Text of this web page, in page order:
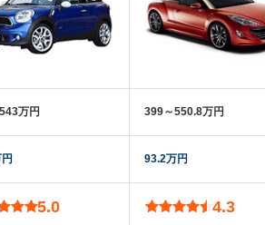
万円
5.0
399～550.8万円
93.2万円
4.3